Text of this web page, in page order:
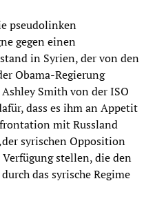
pseudolinken
gegen einen
in Syrien, der von den
Obama-Regierung
Smith von der ISO
dass es ihm an Appetit
mit Russland
syrischen Opposition
stellen, die den
das syrische Regime